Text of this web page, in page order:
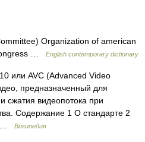
Organization of american
…
English contemporary dictionary
или AVC (Advanced Video
предназначенный для
сжатия видеопотока при
Содержание 1 О стандарте 2
…
Википедия